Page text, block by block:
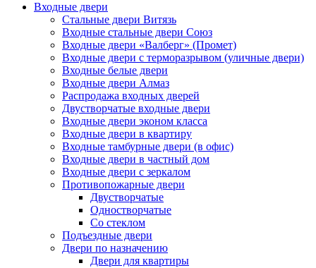
Входные двери
Стальные двери Витязь
Входные стальные двери Союз
Входные двери «Валберг» (Промет)
Входные двери с терморазрывом (уличные двери)
Входные белые двери
Входные двери Алмаз
Распродажа входных дверей
Двустворчатые входные двери
Входные двери эконом класса
Входные двери в квартиру
Входные тамбурные двери (в офис)
Входные двери в частный дом
Входные двери с зеркалом
Противопожарные двери
Двустворчатые
Одностворчатые
Со стеклом
Подъездные двери
Двери по назначению
Двери для квартиры